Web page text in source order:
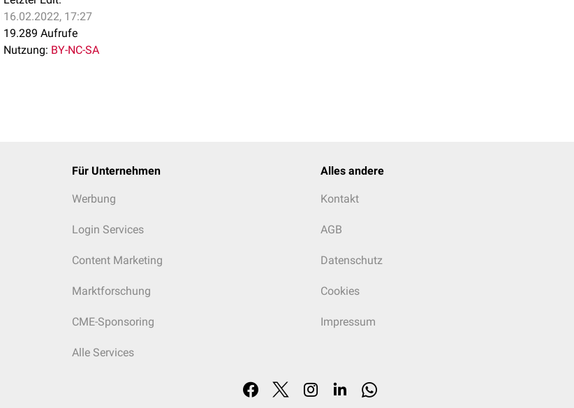
16.02.2022, 17:27
19.289 Aufrufe
Nutzung: BY-NC-SA
Für Unternehmen
Werbung
Login Services
Content Marketing
Marktforschung
CME-Sponsoring
Alle Services
Alles andere
Kontakt
AGB
Datenschutz
Cookies
Impressum